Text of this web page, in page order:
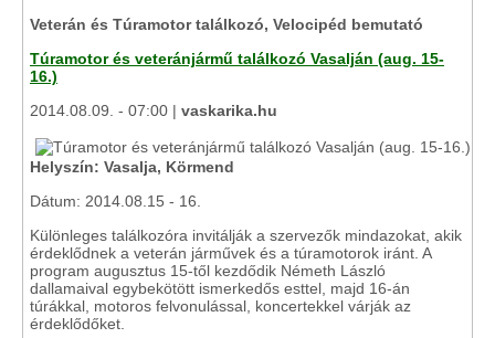
Veterán és Túramotor találkozó, Velocipéd bemutató
Túramotor és veteránjármű találkozó Vasalján (aug. 15-
16.)
2014.08.09. - 07:00 | vaskarika.hu
Helyszín: Vasalja, Körmend
Dátum: 2014.08.15 - 16.
Különleges találkozóra invitálják a szervezők mindazokat, akik
érdeklődnek a veterán járművek és a túramotorok iránt. A
program augusztus 15-től kezdődik Németh László
dallamaival egybekötött ismerkedős esttel, majd 16-án
túrákkal, motoros felvonulással, koncertekkel várják az
érdeklődőket.